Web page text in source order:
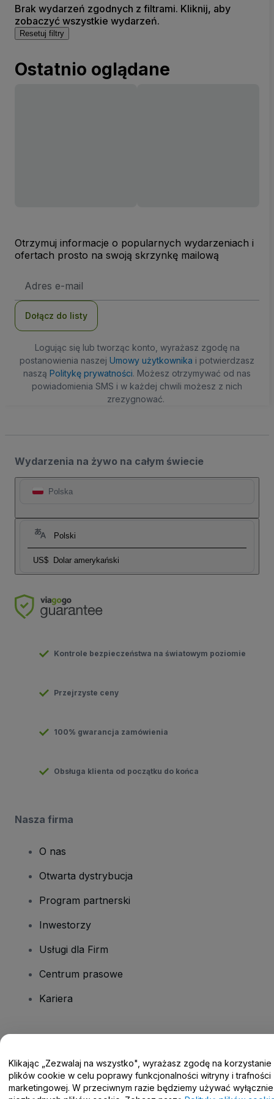
Brak wydarzeń zgodnych z filtrami. Kliknij, aby
zobaczyć wszystkie wydarzeń.
Resetuj filtry
Ostatnio oglądane
Otrzymuj informacje o popularnych wydarzeniach i
ofertach prosto na swoją skrzynkę mailową
e-
Dołącz do listy
Logując się lub tworząc konto, wyrażasz zgodę na
postanowienia naszej Umowy użytkownika i potwierdzasz
naszą Politykę prywatności. Możesz otrzymywać od nas
powiadomienia SMS i w każdej chwili możesz z nich
zrezygnować.
Wydarzenia na żywo na całym świecie
Polska
Polski
US$ Dolar amerykański
Kontrole bezpieczeństwa na światowym poziomie
Przejrzyste ceny
100% gwarancja zamówienia
Obsługa klienta od początku do końca
Nasza firma
O nas
Otwarta dystrybucja
Program partnerski
Inwestorzy
Usługi dla Firm
Centrum prasowe
Kariera
Centrum pomocy / Skontaktuj się z nami
Klikając „Zezwalaj na wszystko", wyrażasz zgodę na korzystanie
plików cookie w celu poprawy funkcjonalności witryny i trafności
marketingowej. W przeciwnym razie będziemy używać wyłącznie